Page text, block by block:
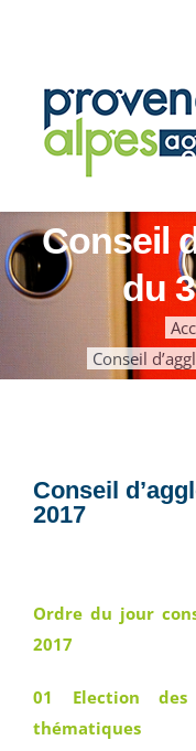
Conseil
du
Conseil
Conseil
2017
Ordre du jour
2017
01 Election des
thématiques